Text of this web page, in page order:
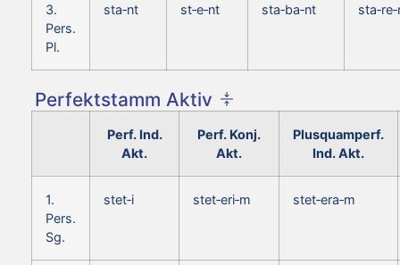
3.
Pers.
Pl.
sta‑nt st‑e‑nt sta‑ba‑nt
Perfektstamm Aktiv
Perf. Ind.
Akt.
Perf. Konj.
Akt.
Plusquamperf.
Ind. Akt.
1.
Pers.
Sg.
stet‑i stet‑eri‑m stet‑era‑m